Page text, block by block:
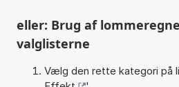
eller: Brug af
valglisterne
Vælg den rette kategori